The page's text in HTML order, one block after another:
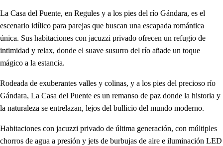
La Casa del Puente, en Regules y a los pies del río Gándara, es el
escenario idílico para parejas que buscan una escapada romántica
única. Sus habitaciones con jacuzzi privado ofrecen un refugio de
intimidad y relax, donde el suave susurro del río añade un toque
mágico a la estancia.
Rodeada de exuberantes valles y colinas, y a los pies del precioso río
Gándara, La Casa del Puente es un remanso de paz donde la historia y
la naturaleza se entrelazan, lejos del bullicio del mundo moderno.
Habitaciones con jacuzzi privado de última generación, con múltiples
chorros de agua a presión y jets de burbujas de aire e iluminación LED